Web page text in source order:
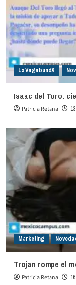
Lx VagabundX
Isaac del Toro:
Patricia Retana
Marketing
Trojan rompe el
Patricia Retana